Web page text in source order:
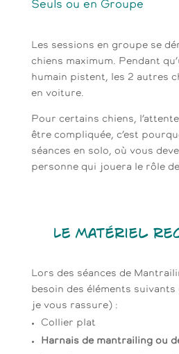
Seuls ou en Groupe
Les sessions en groupe se
chiens maximum. Pendant
humain pistent, les 2 autres
en voiture.
Pour certains chiens,
être compliquée, c’est
séances en solo, où vous
personne qui jouera le rôle
Le matériel
Lors des séances de
besoin des éléments
je vous rassure) :
Collier plat
Harnais de mantrailing ou